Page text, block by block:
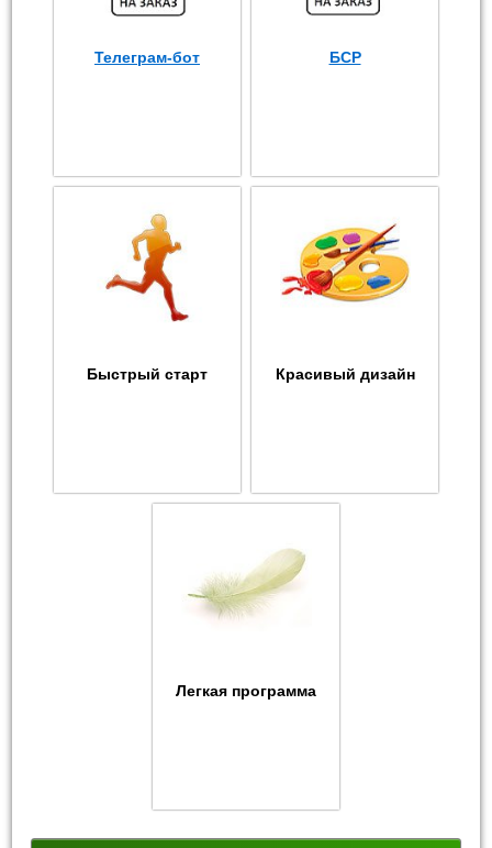
Телеграм-бот БСР
Быстрый старт Красивый дизайн
Легкая программа